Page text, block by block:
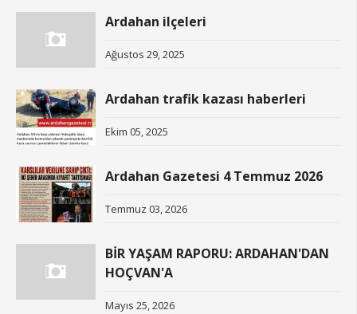
Ardahan ilçeleri
Ağustos 29, 2025
Ardahan trafik kazası haberleri
Ekim 05, 2025
Ardahan Gazetesi 4 Temmuz 2026
Temmuz 03, 2026
BİR YAŞAM RAPORU: ARDAHAN'DAN
HOÇVAN'A
Mayıs 25, 2026